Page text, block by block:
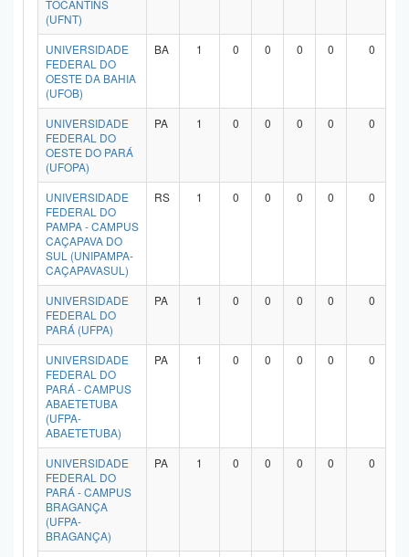
TOCANTINS
(UFNT)
UNIVERSIDADE
FEDERAL DO
OESTE DA BAHIA
(UFOB)
BA 1 0 0 0 0 0
UNIVERSIDADE
FEDERAL DO
OESTE DO PARÁ
(UFOPA)
PA 1 0 0 0 0 0
UNIVERSIDADE
FEDERAL DO
PAMPA - CAMPUS
CAÇAPAVA DO
SUL (UNIPAMPA-
CAÇAPAVASUL)
RS 1 0 0 0 0 0
UNIVERSIDADE
FEDERAL DO
PARÁ (UFPA)
PA 1 0 0 0 0 0
UNIVERSIDADE
FEDERAL DO
PARÁ - CAMPUS
ABAETETUBA
(UFPA-
ABAETETUBA)
PA 1 0 0 0 0 0
UNIVERSIDADE
FEDERAL DO
PARÁ - CAMPUS
BRAGANÇA
(UFPA-
BRAGANÇA)
PA 1 0 0 0 0 0